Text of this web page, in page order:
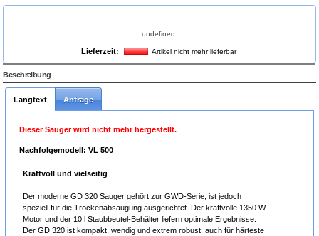
1030021_big.jpg
undefined
Lieferzeit: Artikel nicht mehr lieferbar
Beschreibung
Langtext Anfrage
Dieser Sauger wird nicht mehr hergestellt.
Nachfolgemodell:VL 500
Kraftvoll und vielseitig
Der moderne GD 320 Sauger gehört zur GWD-Serie, ist jedoch
speziell für die Trockenabsaugung ausgerichtet. Der kraftvolle 1350 W
Motor und der 10 l Staubbeutel-Behälter liefern optimale Ergebnisse.
Der GD 320 ist kompakt, wendig und extrem robust, auch für härteste